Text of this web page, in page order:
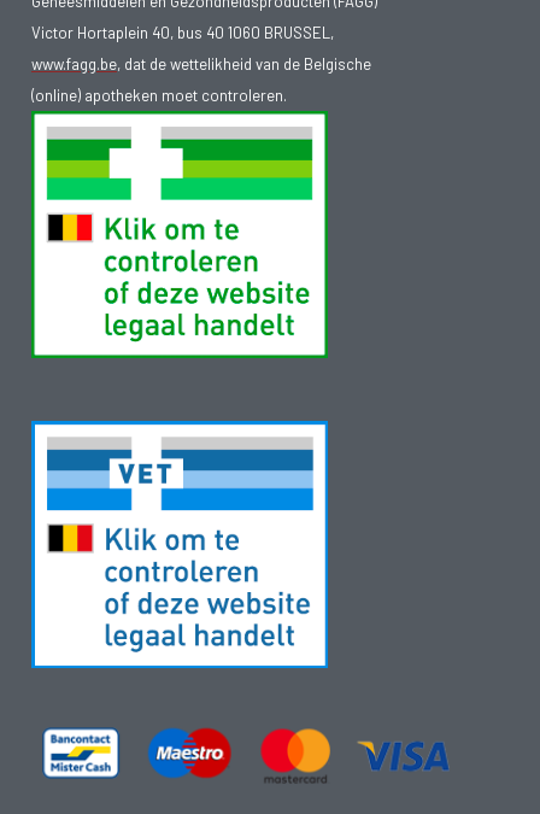
Victor Hortaplein 40, bus 40 1060 BRUSSEL,
www.fagg.be, dat de wettelikheid van de Belgische
(online) apotheken moet controleren.